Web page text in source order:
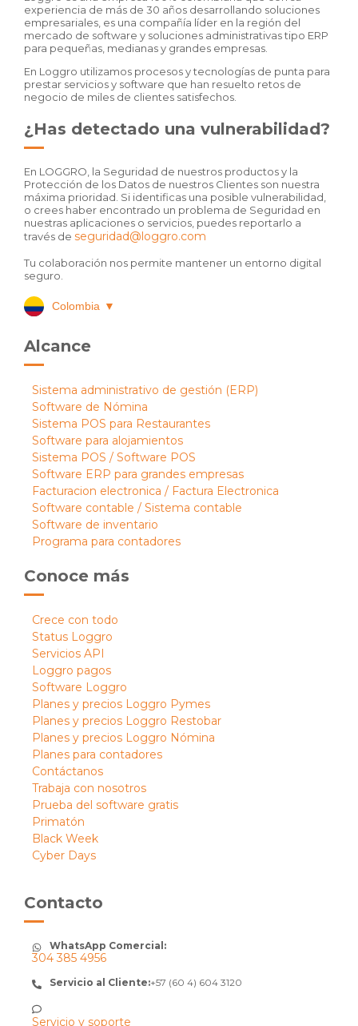
experiencia de más de 30 años desarrollando soluciones
empresariales, es una compañía líder en la región del
mercado de software y soluciones administrativas tipo ERP
para pequeñas, medianas y grandes empresas.
En Loggro utilizamos procesos y tecnologías de punta para
prestar servicios y software que han resuelto retos de
negocio de miles de clientes satisfechos.
¿Has detectado una vulnerabilidad?
En LOGGRO, la Seguridad de nuestros productos y la
Protección de los Datos de nuestros Clientes son nuestra
máxima prioridad. Si identificas una posible vulnerabilidad,
o crees haber encontrado un problema de Seguridad en
nuestras aplicaciones o servicios, puedes reportarlo a
través de seguridad@loggro.com
Tu colaboración nos permite mantener un entorno digital
seguro.
Colombia ▼
Alcance
Sistema administrativo de gestión (ERP)
Software de Nómina
Sistema POS para Restaurantes
Software para alojamientos
Sistema POS / Software POS
Software ERP para grandes empresas
Facturacion electronica / Factura Electronica
Software contable / Sistema contable
Software de inventario
Programa para contadores
Conoce más
Crece con todo
Status Loggro
Servicios API
Loggro pagos
Software Loggro
Planes y precios Loggro Pymes
Planes y precios Loggro Restobar
Planes y precios Loggro Nómina
Planes para contadores
Contáctanos
Trabaja con nosotros
Prueba del software gratis
Primatón
Black Week
Cyber Days
Contacto
WhatsApp Comercial:
304 385 4956
Servicio al Cliente:+57 (60 4) 604 3120
Servicio y soporte